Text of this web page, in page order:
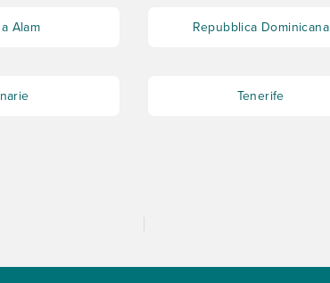
Alam Repubblica Dominicana
Tenerife